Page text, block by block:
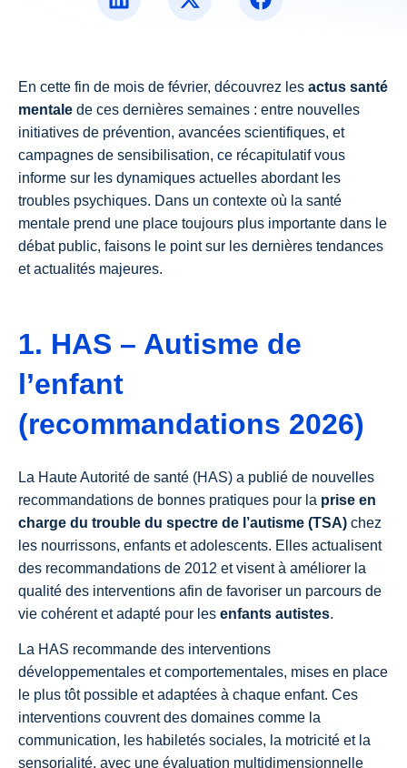
Questions fréquentes
Intervention précoce
Aider un proche
Droits sociaux
Tous nos articles
Toutes nos vidéos
Notre histoire
Nos partenaires
En cette fin de mois de février, découvrez les actus santé
mentale de ces dernières semaines : entre nouvelles
initiatives de prévention, avancées scientifiques, et
campagnes de sensibilisation, ce récapitulatif vous
informe sur les dynamiques actuelles abordant les
troubles psychiques. Dans un contexte où la santé
mentale prend une place toujours plus importante dans le
débat public, faisons le point sur les dernières tendances
et actualités majeures.
1. HAS – Autisme de
l’enfant
(recommandations 2026)
La Haute Autorité de santé (HAS) a publié de nouvelles
recommandations de bonnes pratiques pour la prise en
charge du trouble du spectre de l’autisme (TSA) chez
les nourrissons, enfants et adolescents. Elles actualisent
des recommandations de 2012 et visent à améliorer la
qualité des interventions afin de favoriser un parcours de
vie cohérent et adapté pour les enfants autistes.
La HAS recommande des interventions
développementales et comportementales, mises en place
le plus tôt possible et adaptées à chaque enfant. Ces
interventions couvrent des domaines comme la
communication, les habiletés sociales, la motricité et la
sensorialité, avec une évaluation multidimensionnelle